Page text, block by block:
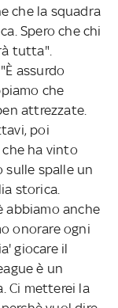
che la squadra
Spero che chi
tutta".
assurdo
che
attrezzate.
poi
che ha vinto
spalle un
storica.
abbiamo anche
onorare ogni
giocare il
è un
Ci metterei la